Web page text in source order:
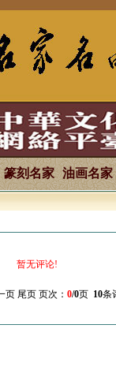
篆刻名家 油画名家
暂无评论!
页 尾页 页次：0/0页 10条